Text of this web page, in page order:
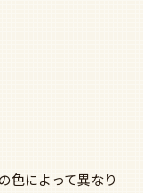
色によって異なり